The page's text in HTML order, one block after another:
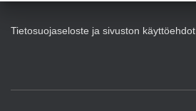
Tietosuojaseloste ja sivuston käyttöehdot